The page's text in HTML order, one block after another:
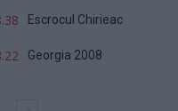
Escrocul Chirieac
Georgia 2008